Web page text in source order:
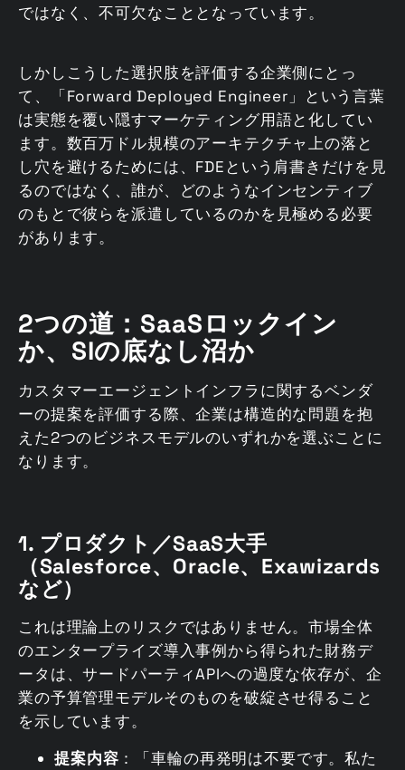
ではなく、不可欠なこととなっています。
しかしこうした選択肢を評価する企業側にとっ
て、「Forward Deployed Engineer」という言葉
は実態を覆い隠すマーケティング用語と化してい
ます。数百万ドル規模のアーキテクチャ上の落と
し穴を避けるためには、FDEという肩書きだけを見
るのではなく、誰が、どのようなインセンティブ
のもとで彼らを派遣しているのかを見極める必要
があります。
2つの道：SaaSロックイン
か、SIの底なし沼か
カスタマーエージェントインフラに関するベンダ
ーの提案を評価する際、企業は構造的な問題を抱
えた2つのビジネスモデルのいずれかを選ぶことに
なります。
1. プロダクト／SaaS大手
（Salesforce、Oracle、Exawizards
など）
これは理論上のリスクではありません。市場全体
のエンタープライズ導入事例から得られた財務デ
ータは、サードパーティAPIへの過度な依存が、企
業の予算管理モデルそのものを破綻させ得ること
を示しています。
提案内容 ：「車輪の再発明は不要です。私た